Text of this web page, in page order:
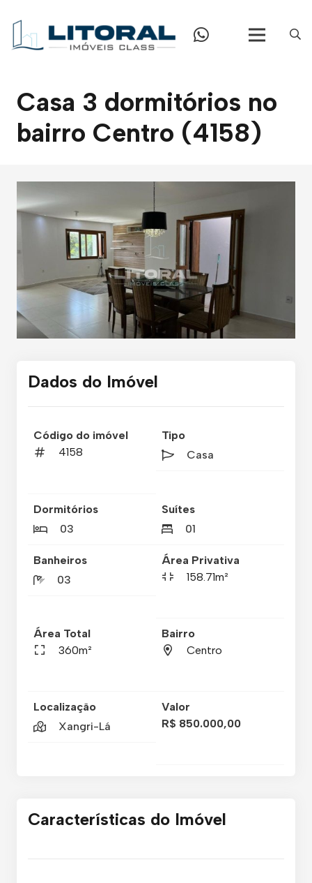
Casa 3 dormitórios no
bairro Centro (4158)
Dados do Imóvel
Código do imóvel
4158
Tipo
Casa
Dormitórios
03
Suítes
01
Banheiros
03
Área Privativa
158.71m²
Área Total
360m²
Bairro
Centro
Localização
Xangri-Lá
Valor
R$ 850.000,00
Características do Imóvel